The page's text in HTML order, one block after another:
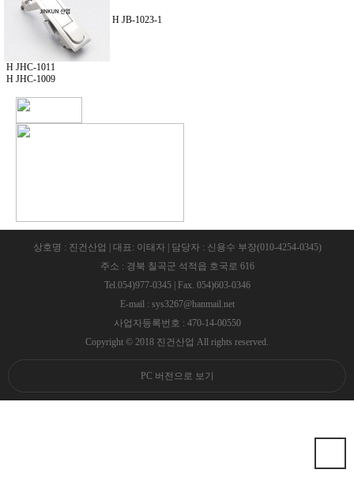
H JB-1023-1
H JHC-1011
H JHC-1009
상호명 : 진건산업 | 대표: 이태자 | 담당자 : 신용수 부장(010-4254-0345)
주소 : 경북 칠곡군 석적읍 호국로 616
Tel.054)977-0345 | Fax. 054)603-0346
E-mail : sys3267@hanmail.net
사업자등록번호 : 470-14-00550
Copyright © 2018 진건산업 All rights reserved.
PC 버전으로 보기